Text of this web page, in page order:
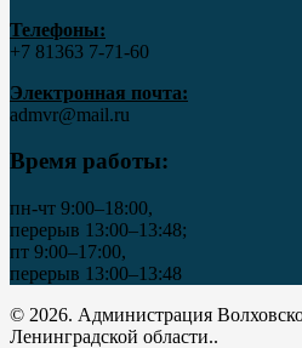
Телефоны:
+7 81363 7‑71-60
Электронная почта:
admvr@mail.ru
Время работы:
пн-чт 9:00–18:00,
перерыв 13:00–13:48;
пт 9:00–17:00,
перерыв 13:00–13:48
© 2026. Администрация
Ленинградской области..